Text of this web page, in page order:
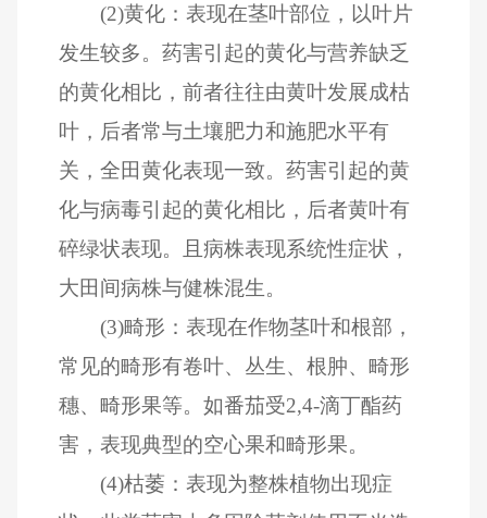
(2)黄化：表现在茎叶部位，以叶片
发生较多。药害引起的黄化与营养缺乏
的黄化相比，前者往往由黄叶发展成枯
叶，后者常与土壤肥力和施肥水平有
关，全田黄化表现一致。药害引起的黄
化与病毒引起的黄化相比，后者黄叶有
碎绿状表现。且病株表现系统性症状，
大田间病株与健株混生。
(3)畸形：表现在作物茎叶和根部，
常见的畸形有卷叶、丛生、根肿、畸形
穗、畸形果等。如番茄受2,4-滴丁酯药
害，表现典型的空心果和畸形果。
(4)枯萎：表现为整株植物出现症